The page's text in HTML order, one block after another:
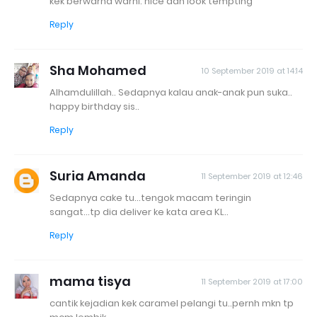
Reply
Sha Mohamed 10 September 2019 at 14:14
Alhamdulillah.. Sedapnya kalau anak-anak pun suka..
happy birthday sis..
Reply
Suria Amanda 11 September 2019 at 12:46
Sedapnya cake tu...tengok macam teringin
sangat...tp dia deliver ke kata area KL..
Reply
mama tisya 11 September 2019 at 17:00
cantik kejadian kek caramel pelangi tu..pernh mkn tp